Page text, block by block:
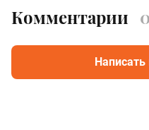
Комментарии